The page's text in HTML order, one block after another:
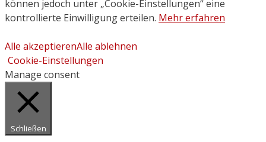
können jedoch unter „Cookie-Einstellungen“ eine
kontrollierte Einwilligung erteilen. Mehr erfahren
Alle akzeptierenAlle ablehnen
Cookie-Einstellungen
Manage consent
Schließen